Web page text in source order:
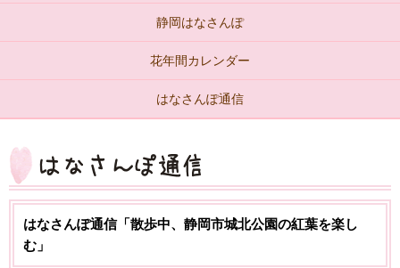
静岡はなさんぽ
花年間カレンダー
はなさんぽ通信
はなさんぽ通信「散歩中、静岡市城北公園の紅葉を楽し
む」